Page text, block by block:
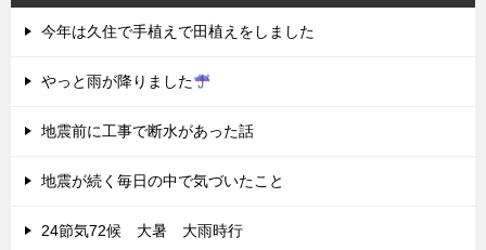
今年は久住で手植えで田植えをしました
やっと雨が降りました
地震前に工事で断水があった話
地震が続く毎日の中で気づいたこと
24節気72候 大暑 大雨時行